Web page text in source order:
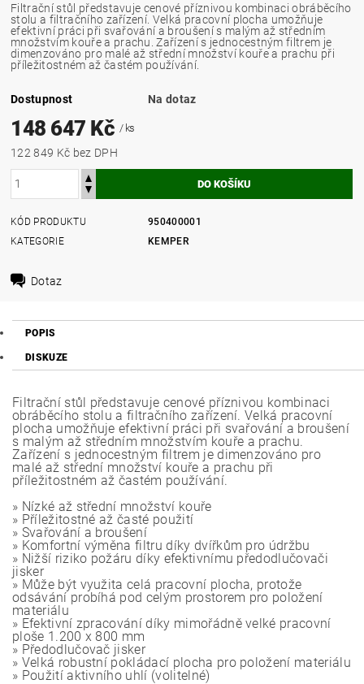
Filtrační stůl představuje cenové příznivou kombinaci obráběcího
stolu a filtračního zařízení. Velká pracovní plocha umožňuje
efektivní práci při svařování a broušení s malým až středním
množstvím kouře a prachu. Zařízení s jednocestným filtrem je
dimenzováno pro malé až střední množství kouře a prachu při
příležitostném až častém používání.
Dostupnost Na dotaz
148 647 Kč / ks
122 849 Kč bez DPH
KÓD PRODUKTU
950400001
KATEGORIE
KEMPER
Dotaz
POPIS
DISKUZE
Filtrační stůl představuje cenové příznivou kombinaci
obráběcího stolu a filtračního zařízení. Velká pracovní
plocha umožňuje efektivní práci při svařování a broušení
s malým až středním množstvím kouře a prachu.
Zařízení s jednocestným filtrem je dimenzováno pro
malé až střední množství kouře a prachu při
příležitostném až častém používání.
» Nízké až střední množství kouře
» Příležitostné až časté použití
» Svařování a broušení
» Komfortní výměna filtru díky dvířkům pro údržbu
» Nižší riziko požáru díky efektivnímu předodlučovači
jisker
» Může být využita celá pracovní plocha, protože
odsávání probíhá pod celým prostorem pro položení
materiálu
» Efektivní zpracování díky mimořádně velké pracovní
ploše 1.200 x 800 mm
» Předodlučovač jisker
» Velká robustní pokládací plocha pro položení materiálu
» Použití aktivního uhlí (volitelné)